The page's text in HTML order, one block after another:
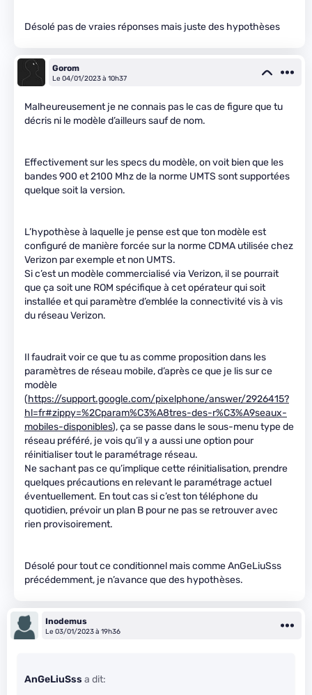
Désolé pas de vraies réponses mais juste des hypothèses
Gorom
Le 04/01/2023 à 10h37
Malheureusement je ne connais pas le cas de figure que tu
décris ni le modèle d’ailleurs sauf de nom.
Effectivement sur les specs du modèle, on voit bien que les
bandes 900 et 2100 Mhz de la norme UMTS sont supportées
quelque soit la version.
L’hypothèse à laquelle je pense est que ton modèle est
configuré de manière forcée sur la norme CDMA utilisée chez
Verizon par exemple et non UMTS.
Si c’est un modèle commercialisé via Verizon, il se pourrait
que ça soit une ROM spécifique à cet opérateur qui soit
installée et qui paramètre d’emblée la connectivité vis à vis
du réseau Verizon.
Il faudrait voir ce que tu as comme proposition dans les
paramètres de réseau mobile, d’après ce que je lis sur ce
modèle
(https://support.google.com/pixelphone/answer/2926415?
hl=fr#zippy=%2Cparam%C3%A8tres-des-r%C3%A9seaux-
mobiles-disponibles), ça se passe dans le sous-menu type de
réseau préféré, je vois qu’il y a aussi une option pour
réinitialiser tout le paramétrage réseau.
Ne sachant pas ce qu’implique cette réinitialisation, prendre
quelques précautions en relevant le paramétrage actuel
éventuellement. En tout cas si c’est ton téléphone du
quotidien, prévoir un plan B pour ne pas se retrouver avec
rien provisoirement.
Désolé pour tout ce conditionnel mais comme AnGeLiuSss
précédemment, je n’avance que des hypothèses.
Inodemus
Le 03/01/2023 à 19h36
AnGeLiuSss a dit: